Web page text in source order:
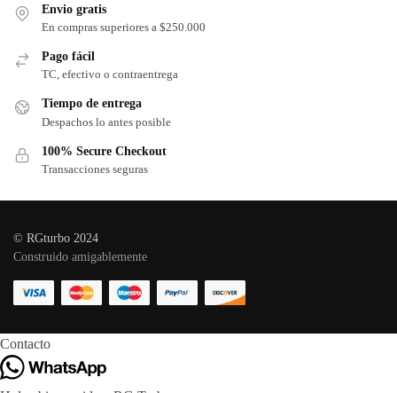
Envio gratis
En compras superiores a $250.000
Pago fácil
TC, efectivo o contraentrega
Tiempo de entrega
Despachos lo antes posible
100% Secure Checkout
Transacciones seguras
© RGturbo 2024
Construido amigablemente
Contacto